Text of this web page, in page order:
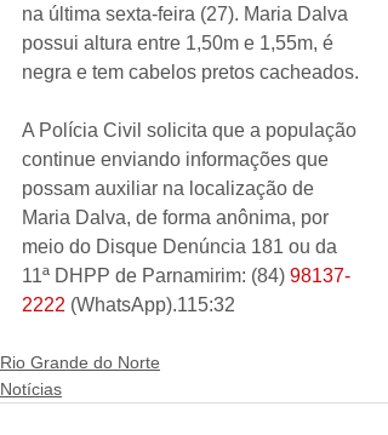
na última sexta-feira (27). Maria Dalva
possui altura entre 1,50m e 1,55m, é
negra e tem cabelos pretos cacheados.
A Polícia Civil solicita que a população
continue enviando informações que
possam auxiliar na localização de
Maria Dalva, de forma anônima, por
meio do Disque Denúncia 181 ou da
11ª DHPP de Parnamirim: (84) 98137-
2222 (WhatsApp).115:32
Rio Grande do Norte
Notícias